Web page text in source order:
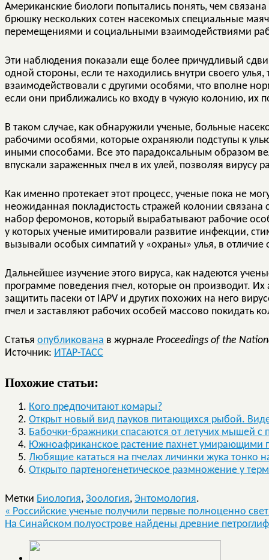
Американские биологи попытались понять, чем
брюшку нескольких сотен насекомых специальные
перемещениями и социальными взаимодействиями
Эти наблюдения показали еще более причудливый
одной стороны, если те находились внутри своего
взаимодействовали с другими особями, что вполне
если они приближались ко входу в чужую колонию, их
В таком случае, как обнаружили ученые, больные
рабочими особями, которые охраняюли подступы к
иными способами. Все это парадоксальным образом
впускали зараженных пчел в их улей, позволяя вирусу
Как именно протекает этот процесс, ученые пока не
неожиданная покладистость стражей колонии
набор феромонов, который вырабатывают рабочие
у которых ученые имитировали развитие инфекции,
вызывали особых симпатий у «охраны» улья, в отличие
Дальнейшее изучение этого вируса, как надеются
программе поведения пчел, которые он производит. Их
защитить пасеки от IAPV и других похожих на него
пчел и заставляют рабочих особей массово покидать
Статья опубликована в журнале Proceedings of the
Источник: ИТАР-ТАСС
Похожие статьи:
Кого предпочитают комары?
Открыт новый вид пауков питающихся рыбой.
Бабочки-бражники спасаются от летучих мышей
Южноафриканское растение пахнет умирающими
Любящие кататься на пчелах личинки жука тонко
Открыто партеногенетическое размножение у
Метки Биология, Зоология, Энтомология.
« Российские ученые получили первые полноценно
На Синайском полуострове найдены древние